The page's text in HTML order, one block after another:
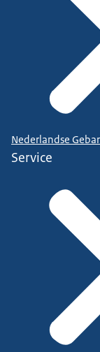
Nederlandse
Service